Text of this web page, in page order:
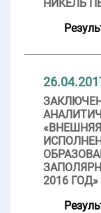
НИКЕЛЬ
2016 ГОД»